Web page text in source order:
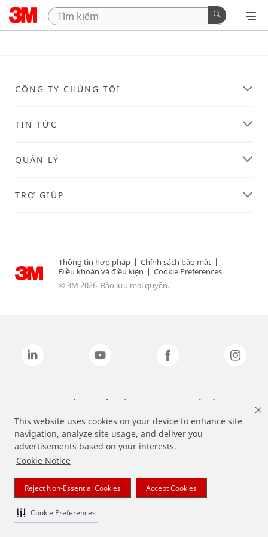
This website uses cookies on your device to enhance site
navigation, analyze site usage, and deliver you
advertisements based on your interests.
Cookie Notice
Reject Non-Essential Cookies Accept Cookies
Cookie Preferences
CÔNG TY CHÚNG TÔI
TIN TỨC
QUẢN LÝ
TRỢ GIÚP
Thông tin hợp pháp | Chính sách bảo mật |
Điều khoản và điều kiện | Cookie Preferences
© 3M 2026. Bảo lưu mọi quyền.
Các nhãn hiệu được liệt kê ở trên là các thương hiệu của 3M.